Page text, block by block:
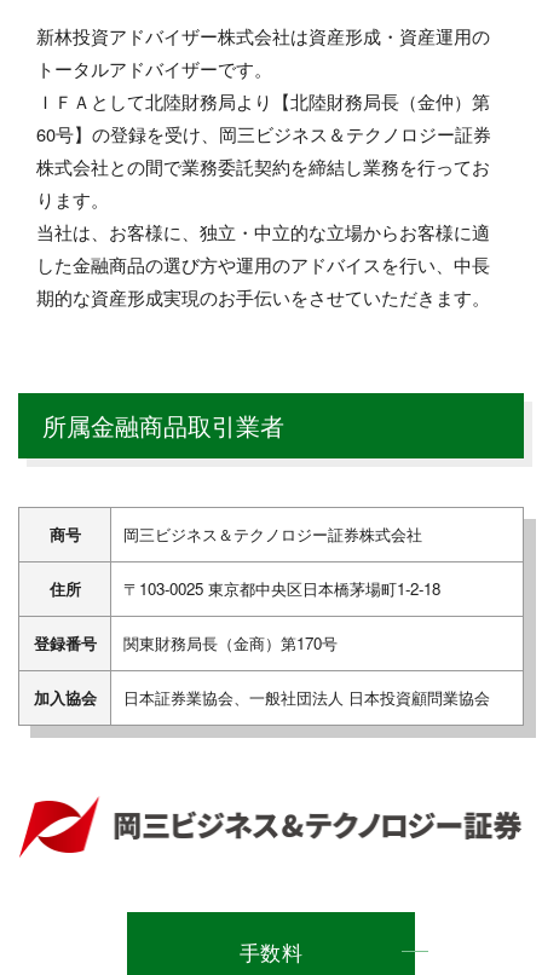
新林投資アドバイザー株式会社は資産形成・資産運用の
トータルアドバイザーです。
ＩＦＡとして北陸財務局より【北陸財務局長（金仲）第
60号】の登録を受け、岡三ビジネス＆テクノロジー証券
株式会社との間で業務委託契約を締結し業務を行ってお
ります。
当社は、お客様に、独立・中立的な立場からお客様に適
した金融商品の選び方や運用のアドバイスを行い、中長
期的な資産形成実現のお手伝いをさせていただきます。
所属金融商品取引業者
商号 岡三ビジネス＆テクノロジー証券株式会社
住所 〒103-0025 東京都中央区日本橋茅場町1-2-18
登録番号 関東財務局長（金商）第170号
加入協会 日本証券業協会、一般社団法人 日本投資顧問業協会
手数料